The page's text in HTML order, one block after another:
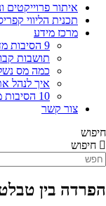
איתור פרוייקטים
תכנית הליווי קפריסין
מרכז מידע
9 הסיבות מדוע כדאי להשקיע בקפריסין
תושבות
כמה מס
איך לנהל
10 הסיבות מדוע כדאי להשקיע בדירה חדשה בחו”ל בשלב הפריסייל
צור קשר
חיפוש
חיפוש
הפרדה בין טבלט